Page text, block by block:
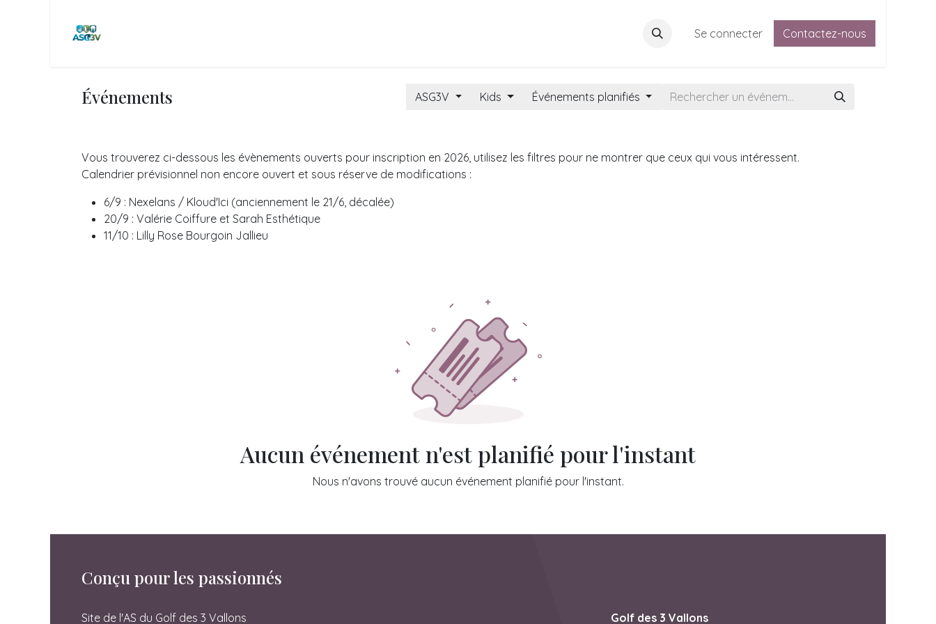
Adhésion Contactez-nous Forum des adhérents
Se connecter Contactez-nous
Événements ASG3V Kids Événements planifiés
Vous trouverez ci-dessous les évènements ouverts pour inscription en 2026, utilisez les filtres pour ne montrer que ceux qui vous intéressent.
Calendrier prévisionnel non encore ouvert et sous réserve de modifications :
6/9 : Nexelans / Kloud'Ici (anciennement le 21/6, décalée)
20/9 : Valérie Coiffure et Sarah Esthétique
11/10 : Lilly Rose Bourgoin Jallieu
Aucun événement n'est planifié pour l'instant
Nous n'avons trouvé aucun événement planifié pour l'instant.
Conçu pour les passionnés
Site de l'AS du Golf des 3 Vallons Golf des 3 Vallons